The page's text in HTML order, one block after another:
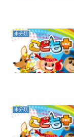
未分類
未分類